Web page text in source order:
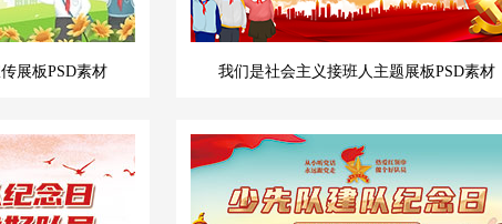
展板PSD素材 我们是社会主义接班人主题展板PSD素材